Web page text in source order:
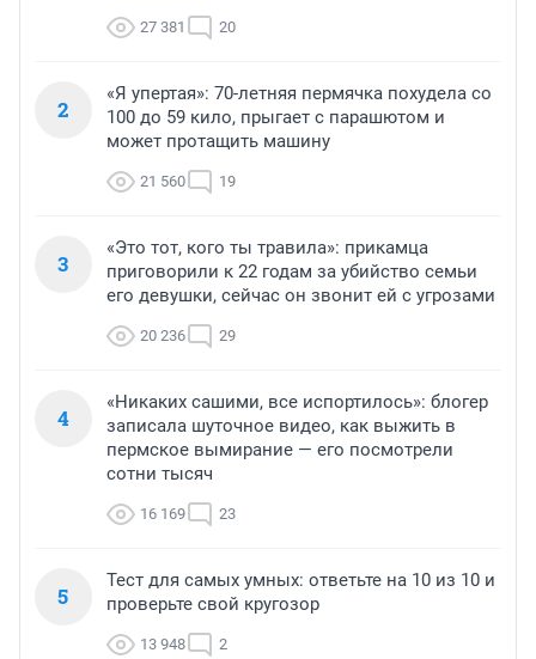
27 381 20
2
«Я упертая»: 70-летняя пермячка похудела со
100 до 59 кило, прыгает с парашютом и
может протащить машину
21 560 19
3
«Это тот, кого ты травила»: прикамца
приговорили к 22 годам за убийство семьи
его девушки, сейчас он звонит ей с угрозами
20 236 29
4
«Никаких сашими, все испортилось»: блогер
записала шуточное видео, как выжить в
пермское вымирание — его посмотрели
сотни тысяч
16 169 23
5
Тест для самых умных: ответьте на 10 из 10 и
проверьте свой кругозор
13 948 2